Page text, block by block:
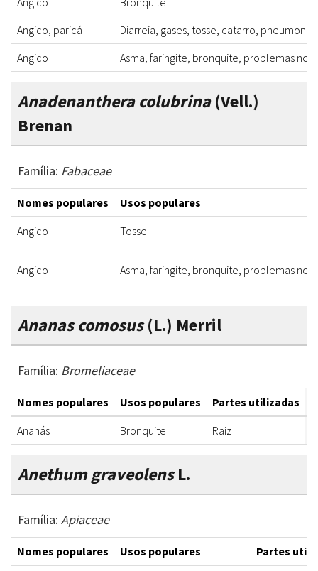
Angico, paricá
Diarreia, gases, tosse, catarro, pneumonia
Angico
Asma, faringite, bronquite, problemas no
Anadenanthera colubrina(Vell.)
Brenan
Família: Fabaceae
Nomes populares
Usos populares
Angico
Tosse
Angico Asma, faringite, bronquite, problemas no
Ananas comosus(L.) Merril
Família: Bromeliaceae
Nomes populares Usos populares Partes utilizadas
Ananás
Bronquite Raiz
Anethum graveolensL.
Família: Apiaceae
Nomes populares Usos populares
Partes